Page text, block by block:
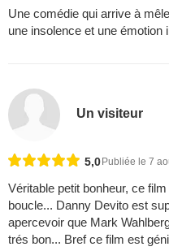
Une comédie qui arrive à
une insolence et une émotion
Un visiteur
5,0Publiée le 7
Véritable petit bonheur, ce
boucle... Danny Devito est
apercevoir que Mark
trés bon... Bref ce film est